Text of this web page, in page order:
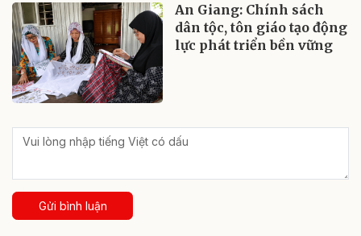
An Giang: Chính sách
dân tộc, tôn giáo tạo động
lực phát triển bền vững
Gửi bình luận